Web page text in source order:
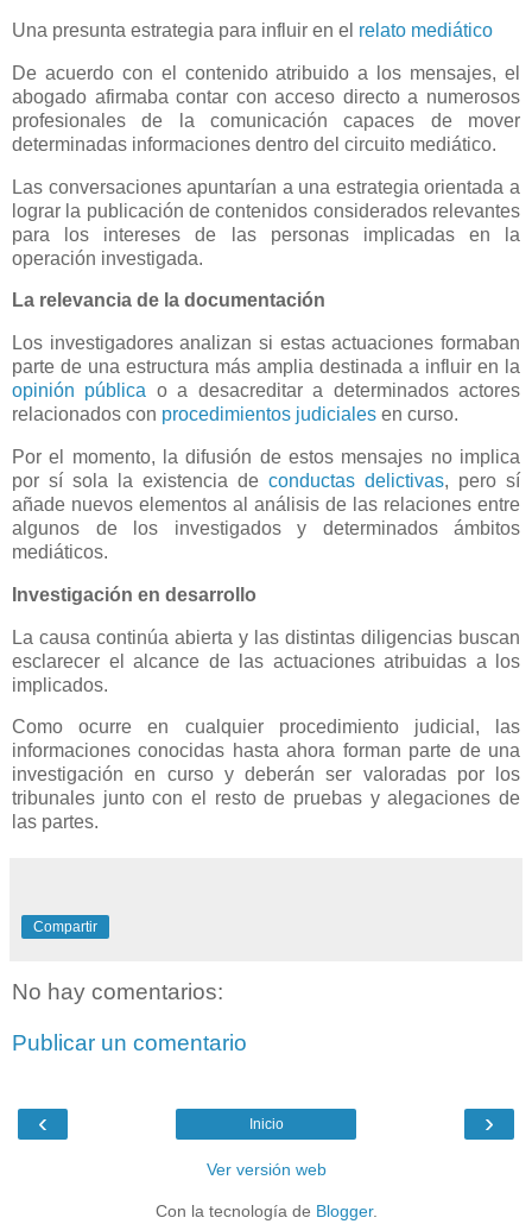
Una presunta estrategia para influir en el relato mediático
De acuerdo con el contenido atribuido a los mensajes, el
abogado afirmaba contar con acceso directo a numerosos
profesionales de la comunicación capaces de mover
determinadas informaciones dentro del circuito mediático.
Las conversaciones apuntarían a una estrategia orientada a
lograr la publicación de contenidos considerados relevantes
para los intereses de las personas implicadas en la
operación investigada.
La relevancia de la documentación
Los investigadores analizan si estas actuaciones formaban
parte de una estructura más amplia destinada a influir en la
opinión pública o a desacreditar a determinados actores
relacionados con procedimientos judiciales en curso.
Por el momento, la difusión de estos mensajes no implica
por sí sola la existencia de conductas delictivas, pero sí
añade nuevos elementos al análisis de las relaciones entre
algunos de los investigados y determinados ámbitos
mediáticos.
Investigación en desarrollo
La causa continúa abierta y las distintas diligencias buscan
esclarecer el alcance de las actuaciones atribuidas a los
implicados.
Como ocurre en cualquier procedimiento judicial, las
informaciones conocidas hasta ahora forman parte de una
investigación en curso y deberán ser valoradas por los
tribunales junto con el resto de pruebas y alegaciones de
las partes.
Compartir
No hay comentarios:
Publicar un comentario
‹ ›
Inicio
Ver versión web
Con la tecnología de Blogger.